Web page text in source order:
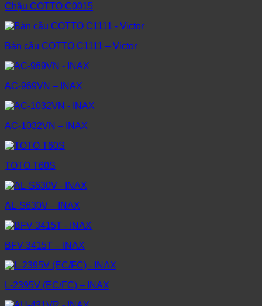
Chậu COTTO C0015
Bàn cầu COTTO C1111 – Victor
AC-969VN – INAX
AC-1032VN – INAX
TOTO T60S
AL-S630V – INAX
BFV-3415T – INAX
L-2395V (EC/FC) – INAX